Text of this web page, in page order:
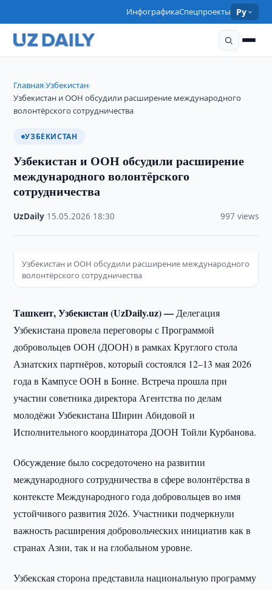
ИнфографикаСпецпроекты Ру
Главная›Узбекистан›
Узбекистан и ООН обсудили расширение международного
волонтёрского сотрудничества
УЗБЕКИСТАН
Узбекистан и ООН обсудили расширение
международного волонтёрского
сотрудничества
UzDaily 15.05.2026 18:30 997 views
Узбекистан и ООН обсудили расширение международного
волонтёрского сотрудничества
Ташкент, Узбекистан (UzDaily.uz) —Делегация
Узбекистана провела переговоры с Программой
добровольцев ООН (ДООН) в рамках Круглого стола
Азиатских партнёров, который состоялся 12–13 мая 2026
года в Кампусе ООН в Бонне. Встреча прошла при
участии советника директора Агентства по делам
молодёжи Узбекистана Ширин Абидовой и
Исполнительного координатора ДООН Тойли Курбанова.
Обсуждение было сосредоточено на развитии
международного сотрудничества в сфере волонтёрства в
контексте Международного года добровольцев во имя
устойчивого развития 2026. Участники подчеркнули
важность расширения добровольческих инициатив как в
странах Азии, так и на глобальном уровне.
Узбекская сторона представила национальную программу